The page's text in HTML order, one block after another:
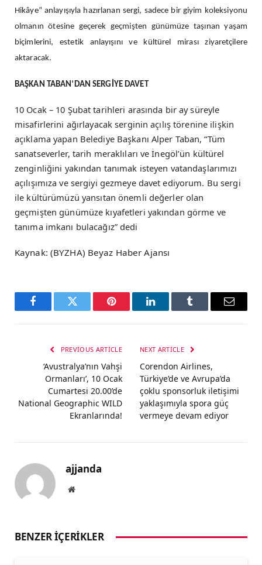
Hikâye” anlayışıyla hazırlanan sergi, sadece bir giyim koleksiyonu
olmanın ötesine geçerek geçmişten günümüze taşınan yaşam
biçimlerini, estetik anlayışını ve kültürel mirası ziyaretçilere
aktaracak.
BAŞKAN TABAN’DAN SERGİYE DAVET
10 Ocak – 10 Şubat tarihleri arasında bir ay süreyle
misafirlerini ağırlayacak serginin açılış törenine ilişkin
açıklama yapan Belediye Başkanı Alper Taban, “Tüm
sanatseverler, tarih meraklıları ve İnegöl’ün kültürel
zenginliğini yakından tanımak isteyen vatandaşlarımızı
açılışımıza ve sergiyi gezmeye davet ediyorum. Bu sergi
ile kültürümüzü yansıtan önemli değerler olan
geçmişten günümüze kıyafetleri yakından görme ve
tanıma imkanı bulacağız” dedi
Kaynak: (BYZHA) Beyaz Haber Ajansı
FacebookTwitter Pinterest LinkedInTumblr Email
PREVIOUS ARTICLE
‘Avustralya’nın Vahşi
Ormanları’, 10 Ocak
Cumartesi 20.00’de
National Geographic WILD
Ekranlarında!
NEXT ARTICLE
Corendon Airlines,
Türkiye’de ve Avrupa’da
çoklu sponsorluk iletişimi
yaklaşımıyla spora güç
vermeye devam ediyor
ajjanda
Website
BENZER İÇERIKLER